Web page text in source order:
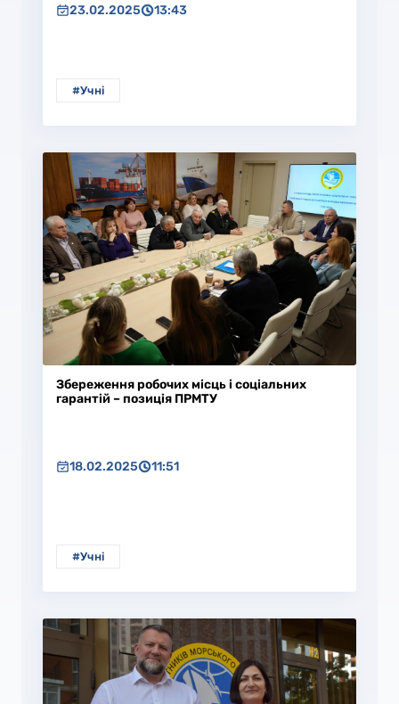
23.02.2025 13:43
#Учні
Збереження робочих місць і соціальних
гарантій – позиція ПРМТУ
18.02.2025 11:51
#Учні